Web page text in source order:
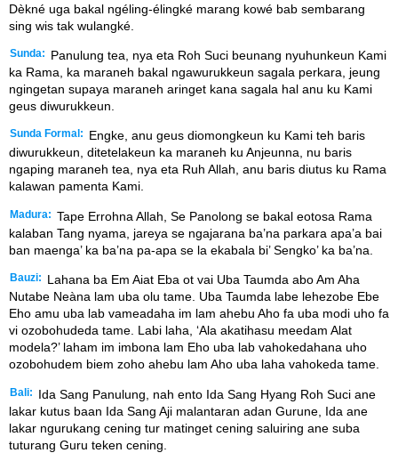
Dèkné uga bakal ngéling-élingké marang kowé bab sembarang
sing wis tak wulangké.
Sunda:
Panulung tea, nya eta Roh Suci beunang nyuhunkeun Kami
ka Rama, ka maraneh bakal ngawurukkeun sagala perkara, jeung
ngingetan supaya maraneh aringet kana sagala hal anu ku Kami
geus diwurukkeun.
Sunda Formal:
Engke, anu geus diomongkeun ku Kami teh baris
diwurukkeun, ditetelakeun ka maraneh ku Anjeunna, nu baris
ngaping maraneh tea, nya eta Ruh Allah, anu baris diutus ku Rama
kalawan pamenta Kami.
Madura: Tape Errohna Allah, Se Panolong se bakal eotosa Rama
kalaban Tang nyama, jareya se ngajarana ba’na parkara apa’a bai
ban maenga’ ka ba’na pa-apa se la ekabala bi’ Sengko’ ka ba’na.
Bauzi:
Lahana ba Em Aiat Eba ot vai Uba Taumda abo Am Aha
Nutabe Neàna lam uba olu tame. Uba Taumda labe lehezobe Ebe
Eho amu uba lab vameadaha im lam ahebu Aho fa uba modi uho fa
vi ozobohudeda tame. Labi laha, ‘Ala akatihasu meedam Alat
modela?’ laham im imbona lam Eho uba lab vahokedahana uho
ozobohudem biem zoho ahebu lam Aho uba laha vahokeda tame.
Bali:
Ida Sang Panulung, nah ento Ida Sang Hyang Roh Suci ane
lakar kutus baan Ida Sang Aji malantaran adan Gurune, Ida ane
lakar ngurukang cening tur matinget cening saluiring ane suba
tuturang Guru teken cening.